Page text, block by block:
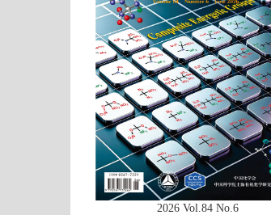
2026 Vol.84 No.6